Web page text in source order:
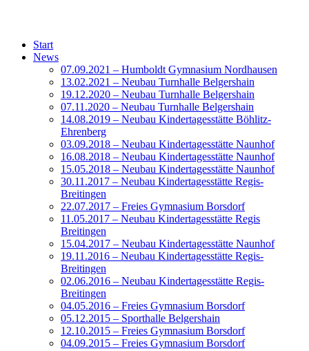
Start
News
07.09.2021 – Humboldt Gymnasium Nordhausen
13.02.2021 – Neubau Turnhalle Belgershain
19.12.2020 – Neubau Turnhalle Belgershain
07.11.2020 – Neubau Turnhalle Belgershain
14.08.2019 – Neubau Kindertagesstätte Böhlitz-
Ehrenberg
03.09.2018 – Neubau Kindertagesstätte Naunhof
16.08.2018 – Neubau Kindertagesstätte Naunhof
15.05.2018 – Neubau Kindertagesstätte Naunhof
30.11.2017 – Neubau Kindertagesstätte Regis-
Breitingen
22.07.2017 – Freies Gymnasium Borsdorf
11.05.2017 – Neubau Kindertagesstätte Regis
Breitingen
15.04.2017 – Neubau Kindertagesstätte Naunhof
19.11.2016 – Neubau Kindertagesstätte Regis-
Breitingen
02.06.2016 – Neubau Kindertagesstätte Regis-
Breitingen
04.05.2016 – Freies Gymnasium Borsdorf
05.12.2015 – Sporthalle Belgershain
12.10.2015 – Freies Gymnasium Borsdorf
04.09.2015 – Freies Gymnasium Borsdorf